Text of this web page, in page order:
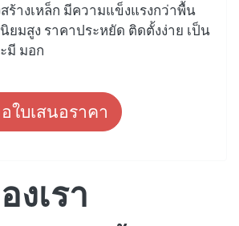
ร้างเหล็ก มีความแข็งแรงกว่าพื้น
มสูง ราคาประหยัด ติดตั้งง่าย เป็น
มี มอก
ใบเสนอราคา
เรา